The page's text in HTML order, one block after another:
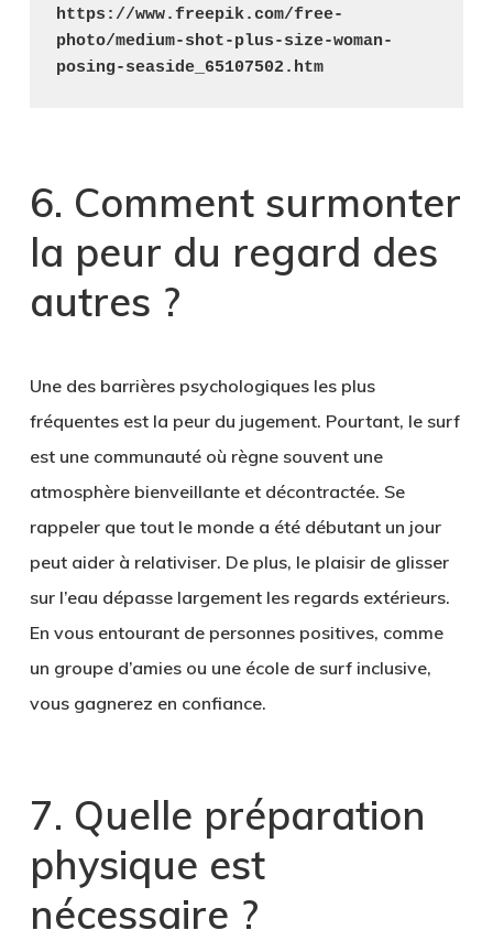
https://www.freepik.com/free-
photo/medium-shot-plus-size-woman-
posing-seaside_65107502.htm
6. Comment surmonter
la peur du regard des
autres ?
Une des barrières psychologiques les plus
fréquentes est la peur du jugement. Pourtant, le surf
est une communauté où règne souvent une
atmosphère bienveillante et décontractée. Se
rappeler que tout le monde a été débutant un jour
peut aider à relativiser. De plus, le plaisir de glisser
sur l’eau dépasse largement les regards extérieurs.
En vous entourant de personnes positives, comme
un groupe d’amies ou une école de surf inclusive,
vous gagnerez en confiance.
7. Quelle préparation
physique est
nécessaire ?